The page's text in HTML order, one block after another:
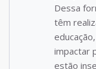
Dessa
têm
impactar
estão